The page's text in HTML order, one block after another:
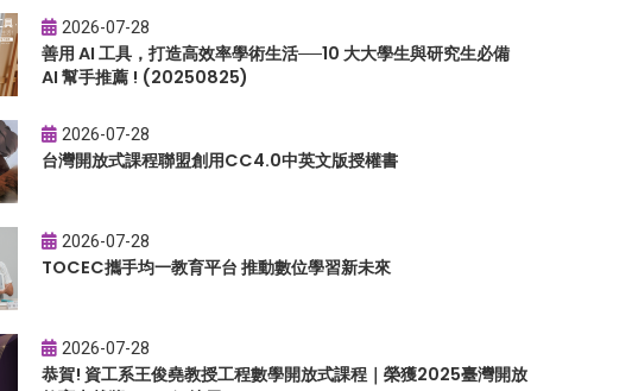
2026-07-28
善用 AI 工具，打造高效率學術生活──10 大大學生與研究生必備
AI 幫手推薦 ! (20250825)
2026-07-28
台灣開放式課程聯盟創用CC4.0中英文版授權書
2026-07-28
TOCEC攜手均一教育平台 推動數位學習新未來
2026-07-28
恭賀! 資工系王俊堯教授工程數學開放式課程｜榮獲2025臺灣開放